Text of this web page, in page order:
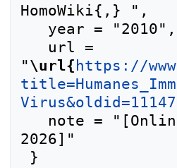
HomoWiki{,} ",
"\url{ https://
Virus&oldid=11147
2026]"